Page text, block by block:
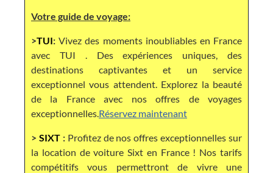
Votre guide de voyage:
>TUI: Vivez des moments inoubliables en France
avec TUI . Des expériences uniques, des
destinations captivantes et un service
exceptionnel vous attendent. Explorez la beauté
de la France avec nos offres de voyages
exceptionnelles.Réservez maintenant
> SIXT:Profitez de nos offres exceptionnelles sur
la location de voiture Sixt en France ! Nos tarifs
compétitifs vous permettront de vivre une